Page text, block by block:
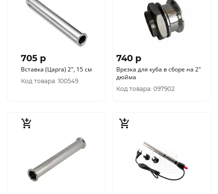
705 p
Вставка (Царга) 2", 15 см
Код товара: 100549
740 p
Врезка для куба в сборе на 2"
дюйма
Код товара: 097902